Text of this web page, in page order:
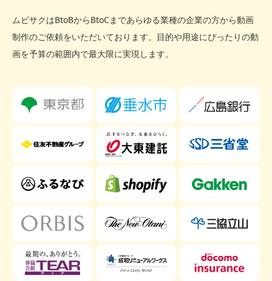
ムビサクはBtoBからBtoCまであらゆる業種の企業の方から動画
制作のご依頼をいただいております。 目的や用途にぴったりの動
画を予算の範囲内で最大限に実現します。